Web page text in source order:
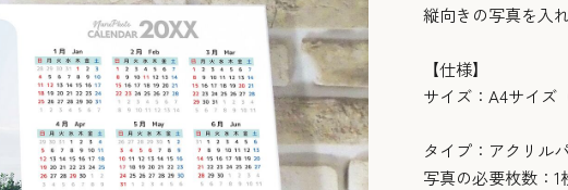
縦向きの写真を入
【仕様】
サイズ：A4サイズ
タイプ：アクリル
写真の必要枚数：1